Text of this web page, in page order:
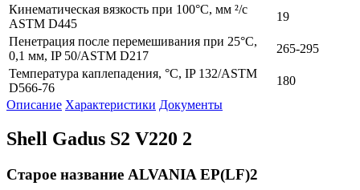
Кинематическая вязкость при 100°C, мм ²/с
ASTM D445
19
Пенетрация после перемешивания при 25°С,
0,1 мм, IP 50/ASTM D217
265-295
Температура каплепадения, °С, IP 132/ASTM
D566-76
180
Описание Характеристики Документы
Shell Gadus S2 V220 2
Старое название ALVANIA EP(LF)2